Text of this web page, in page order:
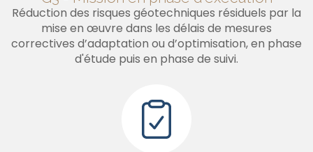
Réduction des risques géotechniques résiduels par la
mise en œuvre dans les délais de mesures
correctives d’adaptation ou d’optimisation, en phase
d'étude puis en phase de suivi.